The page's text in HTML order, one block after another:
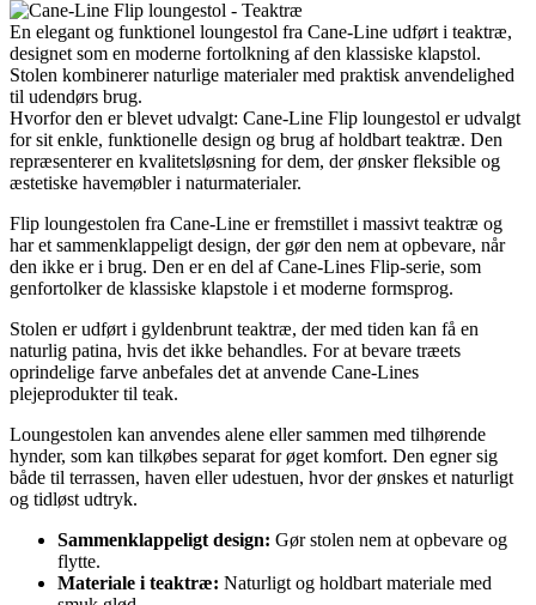
En elegant og funktionel loungestol fra Cane-Line udført i teaktræ,
designet som en moderne fortolkning af den klassiske klapstol.
Stolen kombinerer naturlige materialer med praktisk anvendelighed
til udendørs brug.
Hvorfor den er blevet udvalgt: Cane-Line Flip loungestol er udvalgt
for sit enkle, funktionelle design og brug af holdbart teaktræ. Den
repræsenterer en kvalitetsløsning for dem, der ønsker fleksible og
æstetiske havemøbler i naturmaterialer.
Flip loungestolen fra Cane-Line er fremstillet i massivt teaktræ og
har et sammenklappeligt design, der gør den nem at opbevare, når
den ikke er i brug. Den er en del af Cane-Lines Flip-serie, som
genfortolker de klassiske klapstole i et moderne formsprog.
Stolen er udført i gyldenbrunt teaktræ, der med tiden kan få en
naturlig patina, hvis det ikke behandles. For at bevare træets
oprindelige farve anbefales det at anvende Cane-Lines
plejeprodukter til teak.
Loungestolen kan anvendes alene eller sammen med tilhørende
hynder, som kan tilkøbes separat for øget komfort. Den egner sig
både til terrassen, haven eller udestuen, hvor der ønskes et naturligt
og tidløst udtryk.
Sammenklappeligt design: Gør stolen nem at opbevare og
flytte.
Materiale i teaktræ: Naturligt og holdbart materiale med